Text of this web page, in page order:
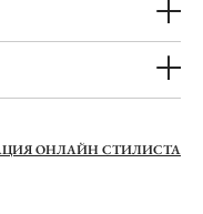
ОНЛАЙН СТИЛИСТА